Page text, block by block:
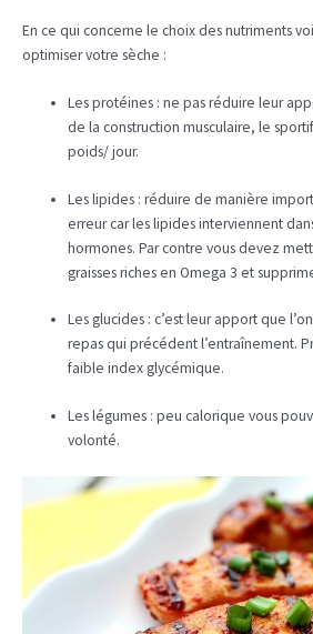
En ce qui concerne le choix des nutriments
optimiser votre sèche :
Les protéines : ne pas réduire leur
de la construction musculaire, le
poids/ jour.
Les lipides : réduire de manière
erreur car les lipides interviennent
hormones. Par contre vous devez
graisses riches en Omega 3 et
Les glucides : c’est leur apport que
repas qui précédent l’entraînement.
faible index glycémique.
Les légumes : peu calorique vous
volonté.